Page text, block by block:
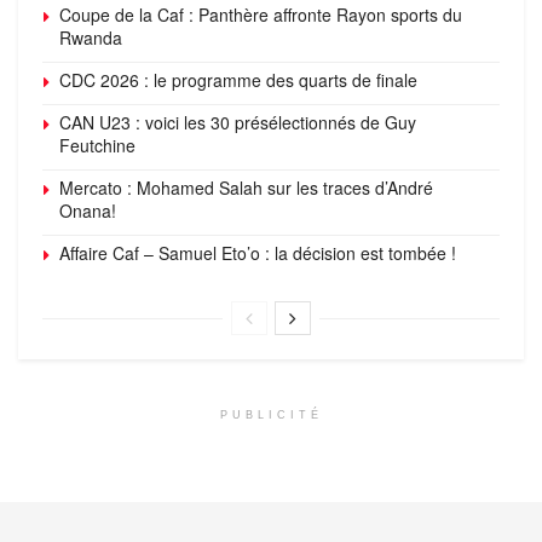
Coupe de la Caf : Panthère affronte Rayon sports du
Rwanda
CDC 2026 : le programme des quarts de finale
CAN U23 : voici les 30 présélectionnés de Guy
Feutchine
Mercato : Mohamed Salah sur les traces d’André
Onana!
Affaire Caf – Samuel Eto’o : la décision est tombée !
PUBLICITÉ